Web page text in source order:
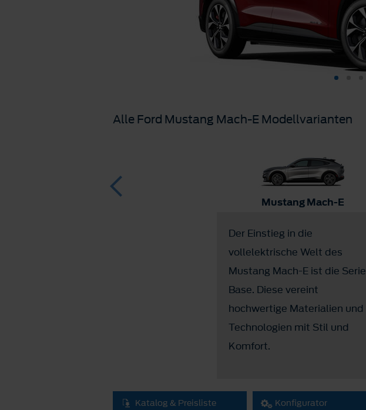
Alle Ford Mustang Mach-E Modellvarianten
Mustang Mach-E
Der Einstieg in die
vollelektrische Welt des
Mustang Mach-E ist die Serie
Base. Diese vereint
hochwertige Materialien und
Technologien mit Stil und
Komfort.
Katalog & Preisliste Konfigurator